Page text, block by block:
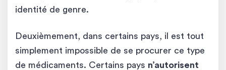
identité de genre.
Deuxièmement, dans certains pays, il est tout
simplement impossible de se procurer ce type
de médicaments. Certains pays n’autorisent